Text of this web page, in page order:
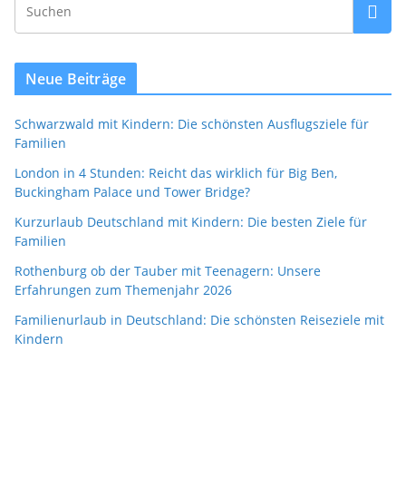
Neue Beiträge
Schwarzwald mit Kindern: Die schönsten Ausflugsziele für
Familien
London in 4 Stunden: Reicht das wirklich für Big Ben,
Buckingham Palace und Tower Bridge?
Kurzurlaub Deutschland mit Kindern: Die besten Ziele für
Familien
Rothenburg ob der Tauber mit Teenagern: Unsere
Erfahrungen zum Themenjahr 2026
Familienurlaub in Deutschland: Die schönsten Reiseziele mit
Kindern